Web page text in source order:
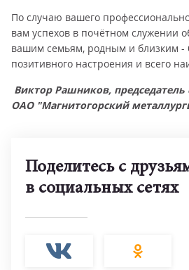
По случаю вашего
вам успехов в почётном служении
вашим семьям, родным и близким -
позитивного настроения и всего
Виктор Рашников, председатель
ОАО "Магнитогорский
Поделитесь с
в социальных сетях